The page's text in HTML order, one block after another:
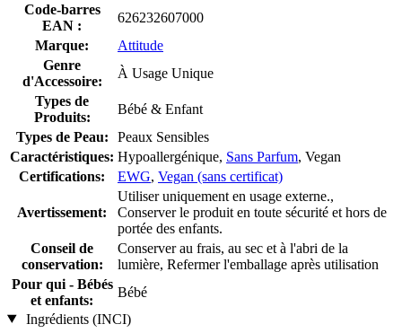
Code-barres
EAN :
626232607000
Marque:
Attitude
Genre
d'Accessoire:
À Usage Unique
Types de
Produits:
Bébé & Enfant
Types de Peau:
Peaux Sensibles
Caractéristiques: Hypoallergénique, Sans Parfum, Vegan
Certifications:
EWG, Vegan (sans certificat)
Avertissement:
Utiliser uniquement en usage externe.,
Conserver le produit en toute sécurité et hors de
portée des enfants.
Conseil de
conservation:
Conserver au frais, au sec et à l'abri de la
lumière, Refermer l'emballage après utilisation
Pour qui - Bébés
et enfants:
Bébé
Ingrédients (INCI)